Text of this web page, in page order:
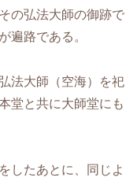
の弘法大師の御跡で
遍路である。
法大師（空海）を祀
堂と共に大師堂にも
したあとに、同じよ